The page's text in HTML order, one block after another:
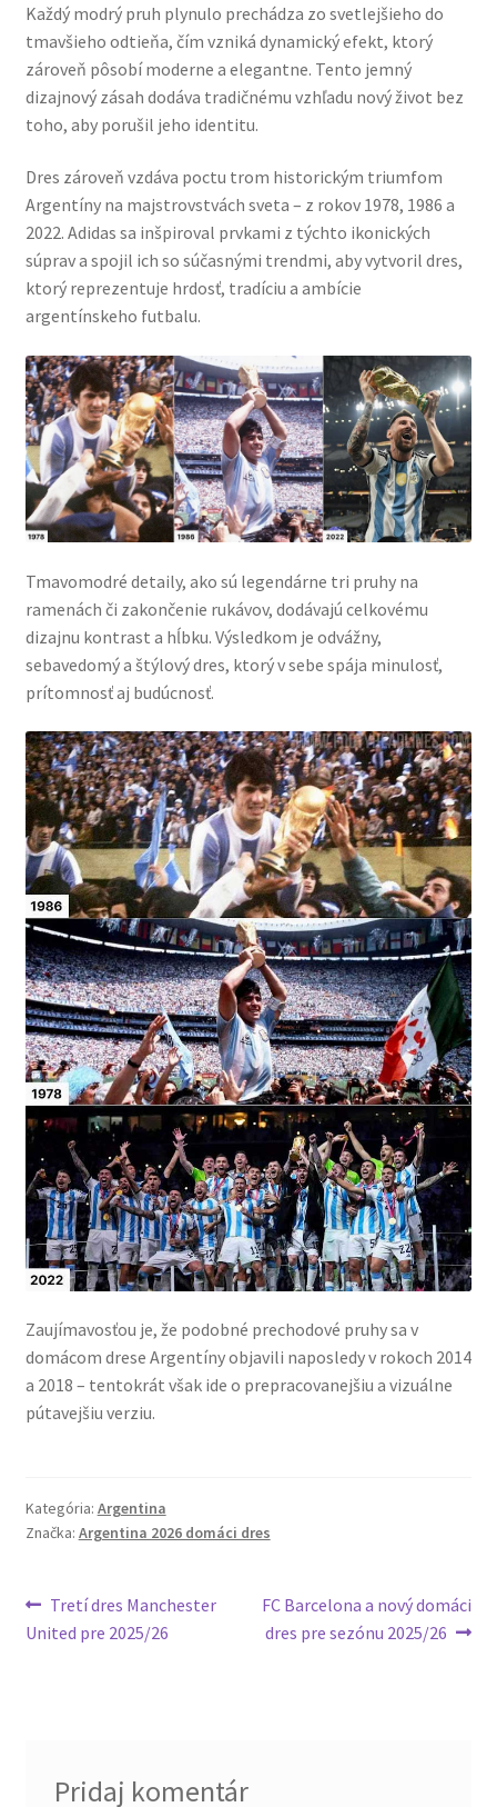
Každý modrý pruh plynulo prechádza zo svetlejšieho do
tmavšieho odtieňa, čím vzniká dynamický efekt, ktorý
zároveň pôsobí moderne a elegantne. Tento jemný
dizajnový zásah dodáva tradičnému vzhľadu nový život bez
toho, aby porušil jeho identitu.
Dres zároveň vzdáva poctu trom historickým triumfom
Argentíny na majstrovstvách sveta – z rokov 1978, 1986 a
2022. Adidas sa inšpiroval prvkami z týchto ikonických
súprav a spojil ich so súčasnými trendmi, aby vytvoril dres,
ktorý reprezentuje hrdosť, tradíciu a ambície
argentínskeho futbalu.
Tmavomodré detaily, ako sú legendárne tri pruhy na
ramenách či zakončenie rukávov, dodávajú celkovému
dizajnu kontrast a hĺbku. Výsledkom je odvážny,
sebavedomý a štýlový dres, ktorý v sebe spája minulosť,
prítomnosť aj budúcnosť.
Zaujímavosťou je, že podobné prechodové pruhy sa v
domácom drese Argentíny objavili naposledy v rokoch 2014
a 2018 – tentokrát však ide o prepracovanejšiu a vizuálne
pútavejšiu verziu.
Kategória: Argentina
Značka: Argentina 2026 domáci dres
Navigácia
v
Predchádzajúci
článok:
Tretí dres Manchester
United pre 2025/26
Nasledujúci
článok:
FC Barcelona a nový domáci
dres pre sezónu 2025/26
Pridaj komentár